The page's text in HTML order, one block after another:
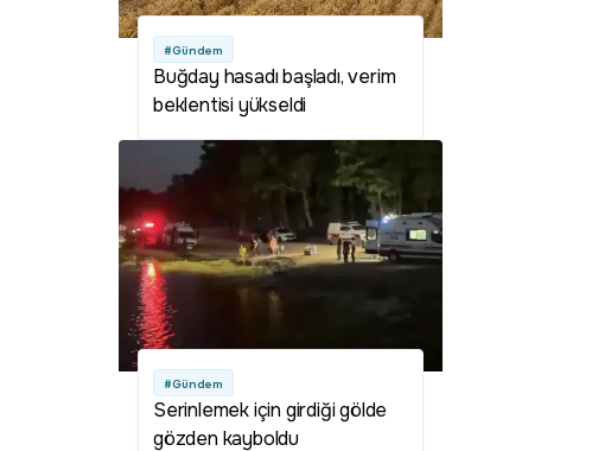
#Gündem
Buğday hasadı başladı, verim
beklentisi yükseldi
#Gündem
Serinlemek için girdiği gölde
gözden kayboldu